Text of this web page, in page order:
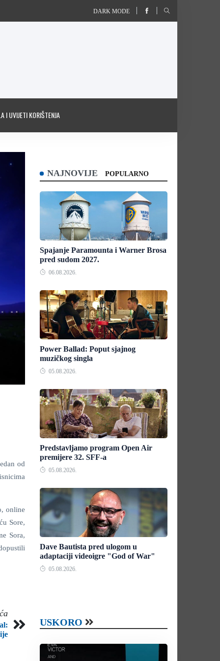
DARK MODE
I UVIJETI KORIŠTENJA
od
online
Sore,
Sora,
NAJNOVIJE POPULARNO
Spajanje Paramounta i Warner Brosa
pred sudom 2027.
06.08.2026.
Power Ballad: Poput sjajnog
muzičkog singla
05.08.2026.
Predstavljamo program Open Air
premijere 32. SFF-a
05.08.2026.
Dave Bautista pred ulogom u
adaptaciji videoigre "God of War"
05.08.2026.
USKORO